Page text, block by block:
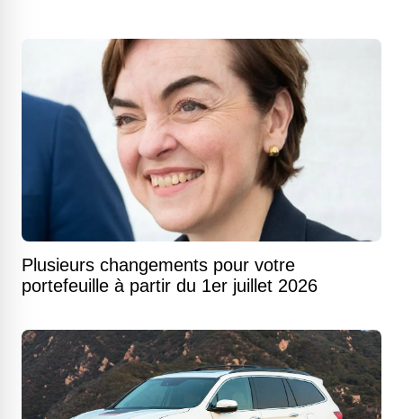
Plusieurs changements pour votre
portefeuille à partir du 1er juillet 2026